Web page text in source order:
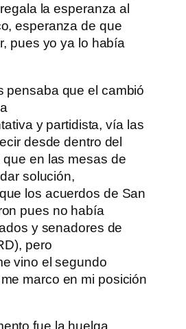
la esperanza al
esperanza de que
pues yo ya lo había
pensaba que el cambió
y partidista, vía las
desde dentro del
en las mesas de
solución,
los acuerdos de San
pues no había
y senadores de
pero
vino el segundo
marco en mi posición